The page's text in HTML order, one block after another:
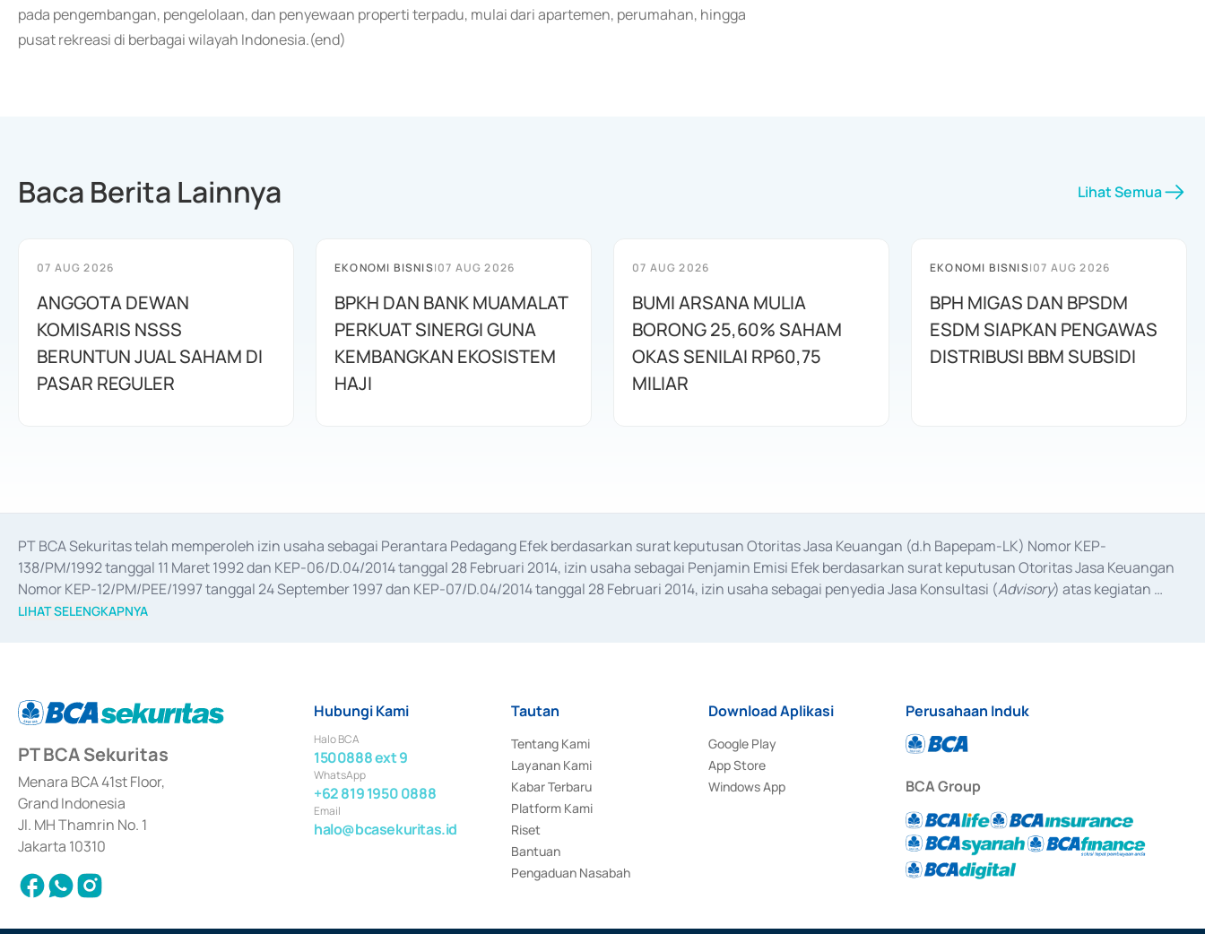
pada pengembangan, pengelolaan, dan penyewaan properti terpadu, mulai dari apartemen, perumahan, hingga
pusat rekreasi di berbagai wilayah Indonesia.(end)
Baca Berita Lainnya Lihat Semua
07 AUG 2026
ANGGOTA DEWAN
KOMISARIS NSSS
BERUNTUN JUAL SAHAM DI
PASAR REGULER
EKONOMI BISNIS|07 AUG 2026
BPKH DAN BANK MUAMALAT
PERKUAT SINERGI GUNA
KEMBANGKAN EKOSISTEM
HAJI
07 AUG 2026
BUMI ARSANA MULIA
BORONG 25,60% SAHAM
OKAS SENILAI RP60,75
MILIAR
EKONOMI BISNIS|07 AUG 2026
BPH MIGAS DAN BPSDM
ESDM SIAPKAN PENGAWAS
DISTRIBUSI BBM SUBSIDI
PT BCA Sekuritas telah memperoleh izin usaha sebagai Perantara Pedagang Efek berdasarkan surat keputusan Otoritas Jasa Keuangan (d.h Bapepam-LK) Nomor KEP-
138/PM/1992 tanggal 11 Maret 1992 dan KEP-06/D.04/2014 tanggal 28 Februari 2014, izin usaha sebagai Penjamin Emisi Efek berdasarkan surat keputusan Otoritas Jasa Keuangan
Nomor KEP-12/PM/PEE/1997 tanggal 24 September 1997 dan KEP-07/D.04/2014 tanggal 28 Februari 2014, izin usaha sebagai penyedia Jasa Konsultasi (Advisory) atas kegiatan
merger, akuisisi, divestasi, dan
LIHAT SELENGKAPNYA
PT BCA Sekuritas
Menara BCA 41st Floor,
Grand Indonesia
Jl. MH Thamrin No. 1
Jakarta 10310
Hubungi Kami
Halo BCA
1500888 ext 9
WhatsApp
+62 819 1950 0888
Email
halo@bcasekuritas.id
Tautan
Tentang Kami
Layanan Kami
Kabar Terbaru
Platform Kami
Riset
Bantuan
Pengaduan Nasabah
Download Aplikasi
Google Play
App Store
Windows App
Perusahaan Induk
BCA Group